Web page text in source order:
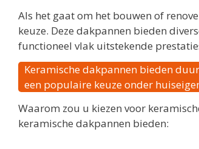
Als het gaat om het bouwen of
keuze. Deze dakpannen bieden
functioneel vlak uitstekende
Keramische dakpannen bieden
een populaire keuze onder
Waarom zou u kiezen voor
keramische dakpannen bieden: